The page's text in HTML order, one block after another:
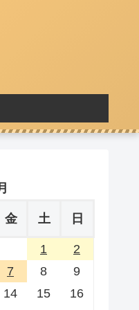
金 土 日
1
2
7 8
9
14 15
16